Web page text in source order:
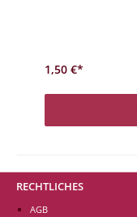
1,50 €*
RECHTLICHES
AGB